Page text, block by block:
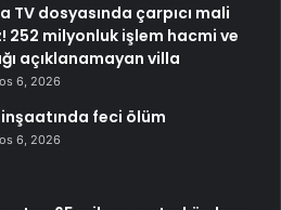
TV dosyasında çarpıcı mali
252 milyonluk işlem hacmi ve
açıklanamayan villa
6, 2026
feci ölüm
6, 2026